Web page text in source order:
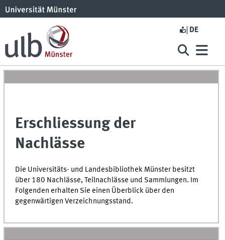
DE
Erschliessung der
Nachlässe
Die Universitäts- und Landesbibliothek Münster besitzt
über 180 Nachlässe, Teilnachlässe und Sammlungen. Im
Folgenden erhalten Sie einen Überblick über den
gegenwärtigen Verzeichnungsstand.